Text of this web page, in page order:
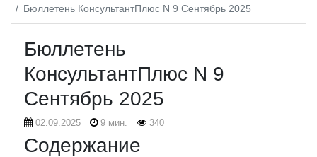
Бюллетень КонсультантПлюс N 9 Сентябрь 2025
Бюллетень
КонсультантПлюс N 9
Сентябрь 2025
02.09.2025 9 мин. 340
Содержание